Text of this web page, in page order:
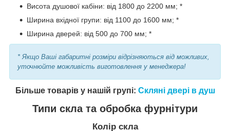
Висота душової кабіни: від 1800 до 2200 мм; *
Ширина вхідної групи: від 1100 до 1600 мм; *
Ширина дверей: від 500 до 700 мм; *
* Якщо Ваші габаритні розміри відрізняються від можливих,
уточнюйте можливість виготовлення у менеджера!
Більше товарів у нашій групі: Скляні двері в душ
Типи скла та обробка фурнітури
Колір скла